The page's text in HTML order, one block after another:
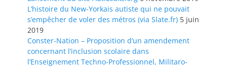
L’histoire du New-Yorkais autiste qui ne pouvait
s’empêcher de voler des métros (via Slate.fr) 5 juin
2019
Conster-Nation – Proposition d’un amendement
concernant l’inclusion scolaire dans
l’Enseignement Techno-Professionnel, Militaro-